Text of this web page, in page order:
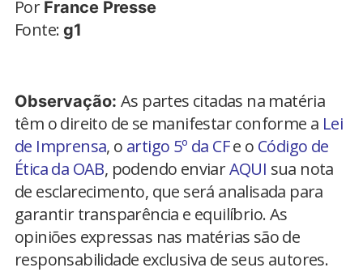
Por France Presse
Fonte: g1
Observação: As partes citadas na matéria
têm o direito de se manifestar conforme a Lei
de Imprensa, o artigo 5º da CFe o Código de
Ética da OAB, podendo enviarAQUI sua nota
de esclarecimento, que será analisada para
garantir transparência e equilíbrio. As
opiniões expressas nas matérias são de
responsabilidade exclusiva de seus autores.